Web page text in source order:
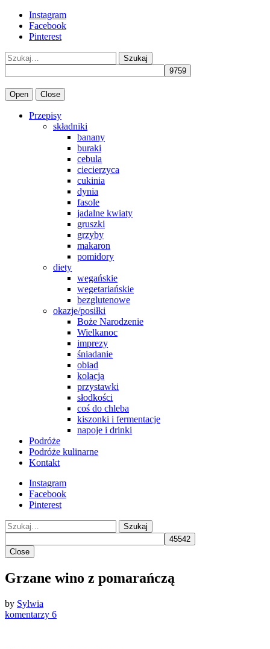
Instagram
Facebook
Pinterest
Szukaj
Open Close
Przepisy
składniki
banany
buraki
cebula
ciecierzyca
cukinia
dynia
fasole
jadalne kwiaty
gruszki
grzyby
makaron
pomidory
diety
wegańskie
wegetariańskie
bezglutenowe
okazje/posiłki
Boże Narodzenie
Wielkanoc
imprezy
śniadanie
obiad
kolacja
przystawki
słodkości
coś do chleba
kiszonki i fermentacje
napoje i drinki
Podróże
Podróże kulinarne
Kontakt
Instagram
Facebook
Pinterest
Szukaj
Close
Grzane wino z pomarańczą
by Sylwia
komentarzy 6